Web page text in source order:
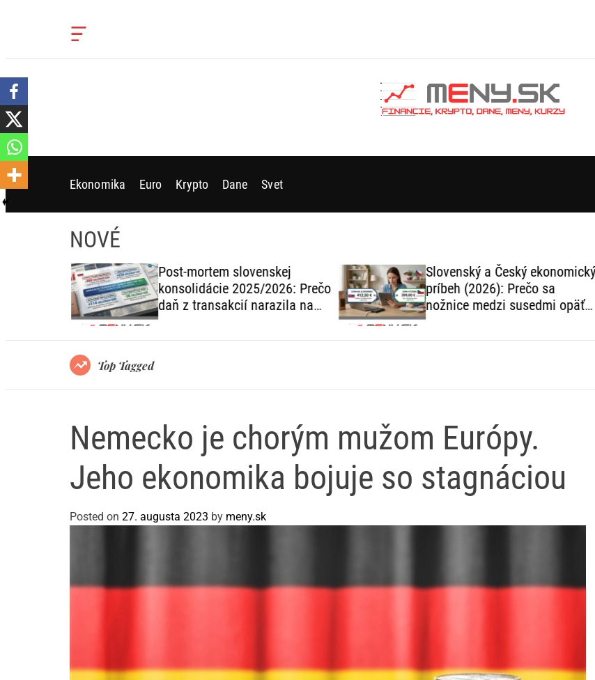
c
o
n
t
e
n
O
i
d
t
Ekonomika Euro Krypto Dane Svet
NOVÉ
Post-mortem slovenskej
konsolidácie 2025/2026: Prečo
daň z transakcií narazila na
dno svojich limitov?
Slovenský a Český ekonomický
príbeh (2026): Prečo sa
nožnice medzi susedmi opäť
otvárajú?
Top Tagged
Nemecko je chorým mužom Európy.
Jeho ekonomika bojuje so stagnáciou
Posted on 27. augusta 2023 by meny.sk